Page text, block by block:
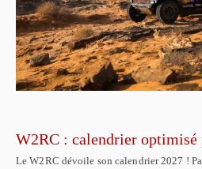
W2RC : calendrier optimisé
Le W2RC dévoile son calendrier 2027 !